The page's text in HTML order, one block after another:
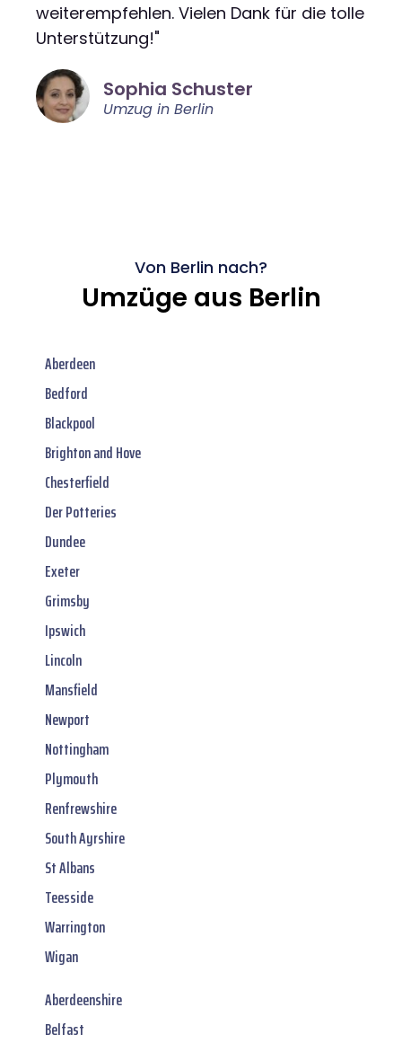
weiterempfehlen. Vielen Dank für die tolle
Unterstützung!"
Sophia Schuster
Umzug in Berlin
Von Berlin nach?
Umzüge aus Berlin
Aberdeen
Bedford
Blackpool
Brighton and Hove
Chesterfield
Der Potteries
Dundee
Exeter
Grimsby
Ipswich
Lincoln
Mansfield
Newport
Nottingham
Plymouth
Renfrewshire
South Ayrshire
St Albans
Teesside
Warrington
Wigan
Aberdeenshire
Belfast